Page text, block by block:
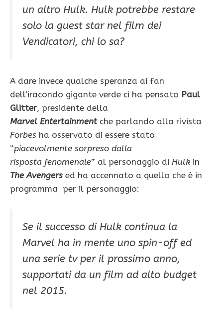
un altro Hulk. Hulk potrebbe restare
solo la guest star nel film dei
Vendicatori, chi lo sa?
A dare invece qualche speranza ai fan
dell’iracondo gigante verde ci ha pensato Paul
Glitter, presidente della
Marvel Entertainment che parlando alla rivista
Forbes ha osservato di essere stato
“piacevolmente sorpreso dalla
risposta fenomenale” al personaggio di Hulk in
The Avengers ed ha accennato a quello che è in
programma per il personaggio:
Se il successo di Hulk continua la
Marvel ha in mente uno spin-off ed
una serie tv per il prossimo anno,
supportati da un film ad alto budget
nel 2015.